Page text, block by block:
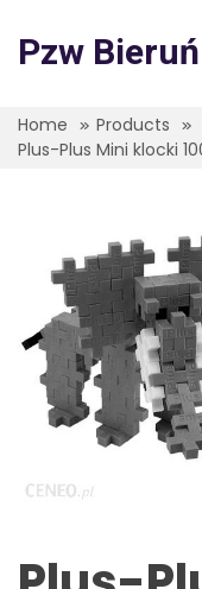
content
Pzw Bieruń
Home
Products
Plus-Plus Mini klocki